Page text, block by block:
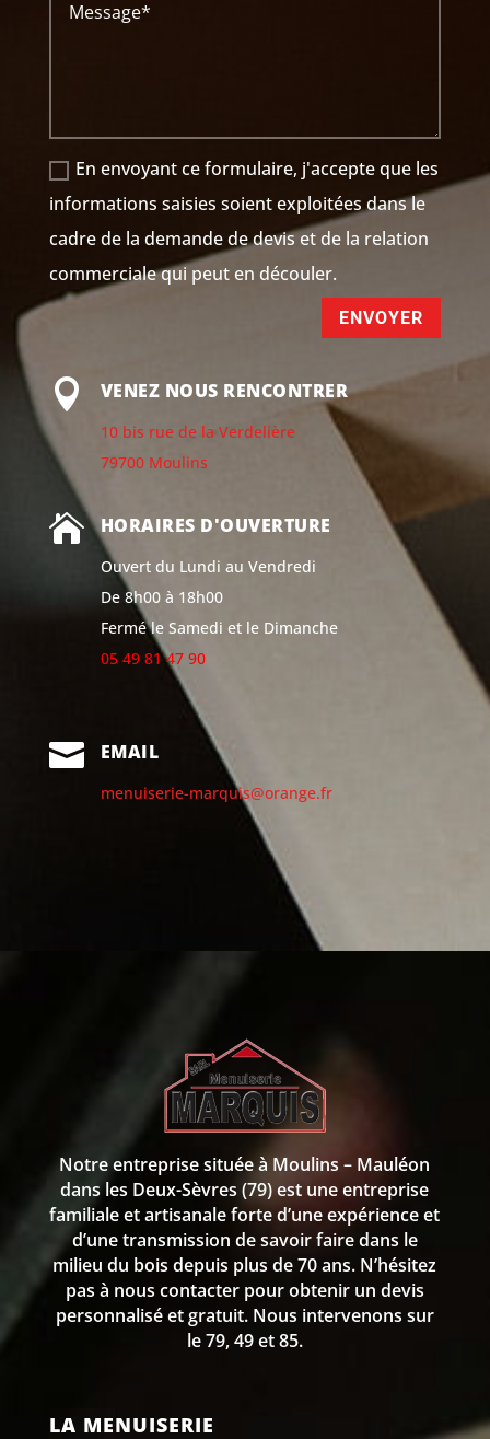
En envoyant ce formulaire, j'accepte que les
informations saisies soient exploitées dans le
cadre de la demande de devis et de la relation
commerciale qui peut en découler.
ENVOYER
 VENEZ NOUS RENCONTRER
10 bis rue de la Verdelière
79700 Moulins
 HORAIRES D'OUVERTURE
Ouvert du Lundi au Vendredi
De 8h00 à 18h00
Fermé le Samedi et le Dimanche
05 49 81 47 90
 EMAIL
menuiserie-marquis@orange.fr
Notre entreprise située à Moulins – Mauléon
dans les Deux-Sèvres (79) est une entreprise
familiale et artisanale forte d’une expérience et
d’une transmission de savoir faire dans le
milieu du bois depuis plus de 70 ans. N’hésitez
pas à nous contacter pour obtenir un devis
personnalisé et gratuit. Nous intervenons sur
le 79, 49 et 85.
LA MENUISERIE